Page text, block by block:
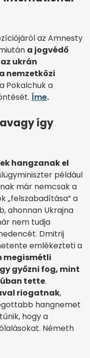
az Amnesty
a jogvédő
ukrán
nemzetközi
Pokalchuk a
Íme.
avagy így
hangzanak el
például
már nemcsak a
„felszabadítása” a
ahonnan Ukrajna
nem tudja
Dmitrij
emlékezteti a
megismétli
győzni fog, mint
tette.
riogatnak,
hangnemet
hogy a
Németh